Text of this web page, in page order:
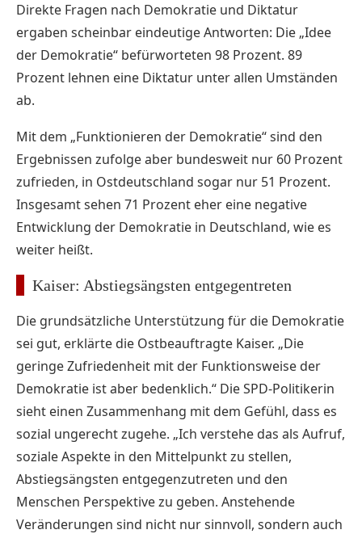
Direkte Fragen nach Demokratie und Diktatur
ergaben scheinbar eindeutige Antworten: Die „Idee
der Demokratie“ befürworteten 98 Prozent. 89
Prozent lehnen eine Diktatur unter allen Umständen
ab.
Mit dem „Funktionieren der Demokratie“ sind den
Ergebnissen zufolge aber bundesweit nur 60 Prozent
zufrieden, in Ostdeutschland sogar nur 51 Prozent.
Insgesamt sehen 71 Prozent eher eine negative
Entwicklung der Demokratie in Deutschland, wie es
weiter heißt.
Kaiser: Abstiegsängsten entgegentreten
Die grundsätzliche Unterstützung für die Demokratie
sei gut, erklärte die Ostbeauftragte Kaiser. „Die
geringe Zufriedenheit mit der Funktionsweise der
Demokratie ist aber bedenklich.“ Die SPD-Politikerin
sieht einen Zusammenhang mit dem Gefühl, dass es
sozial ungerecht zugehe. „Ich verstehe das als Aufruf,
soziale Aspekte in den Mittelpunkt zu stellen,
Abstiegsängsten entgegenzutreten und den
Menschen Perspektive zu geben. Anstehende
Veränderungen sind nicht nur sinnvoll, sondern auch